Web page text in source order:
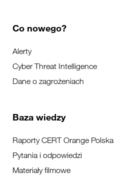
Co nowego?
Alerty
Cyber Threat Intelligence
Dane o zagrożeniach
Baza wiedzy
Raporty CERT Orange Polska
Pytania i odpowiedzi
Materiały filmowe